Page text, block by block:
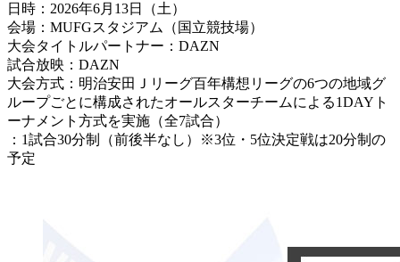
日時：2026年6月13日（土）
会場：MUFGスタジアム（国立競技場）
大会タイトルパートナー：DAZN
試合放映：DAZN
大会方式：明治安田Ｊリーグ百年構想リーグの6つの地域グ
ループごとに構成されたオールスターチームによる1DAYト
ーナメント方式を実施（全7試合）
：1試合30分制（前後半なし）※3位・5位決定戦は20分制の
予定